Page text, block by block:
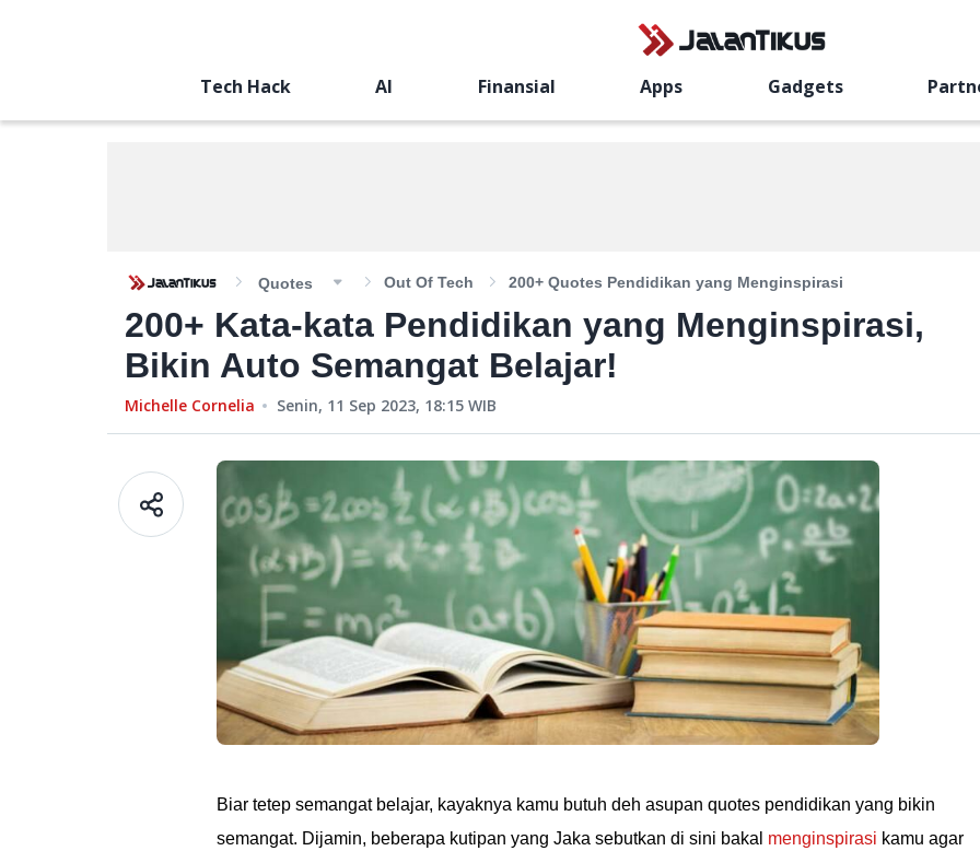
Tech Hack AI Finansial Apps Gadgets
Quotes Out Of Tech 200+ Quotes Pendidikan yang Menginspirasi
200+ Kata-kata Pendidikan yang Menginspirasi,
Bikin Auto Semangat Belajar!
Michelle Cornelia Senin, 11 Sep 2023, 18:15 WIB
Biar tetep semangat belajar, kayaknya kamu butuh deh asupan quotes pendidikan yang bikin
semangat. Dijamin, beberapa kutipan yang Jaka sebutkan di sini bakal menginspirasi kamu agar